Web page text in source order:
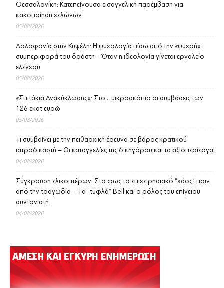
Θεσσαλονίκη: Κατεπείγουσα εισαγγελική παρέμβαση για
κακοποίηση χελώνων
05/08/2026
Δολοφονία στην Κυψέλη: Η ψυχολογία πίσω από την «ψυχρή»
συμπεριφορά του δράστη – Όταν η ιδεολογία γίνεται εργαλείο
ελέγχου
05/08/2026
«Σπιτάκια Ανακύκλωσης»: Στο… μικροσκόπιο οι συμβάσεις των
126 εκατ.ευρώ
05/08/2026
Τι συμβαίνει με την πειθαρχική έρευνα σε βάρος κρατικού
ιατροδικαστή – Οι καταγγελίες της δικηγόρου και τα αξιοπερίεργα
04/08/2026
Σύγκρουση ελικοπτέρων: Στο φως το επιχειρησιακό “χάος” πριν
από την τραγωδία – Τα “τυφλά” Bell και ο ρόλος του επίγειου
συντονιστή
04/08/2026